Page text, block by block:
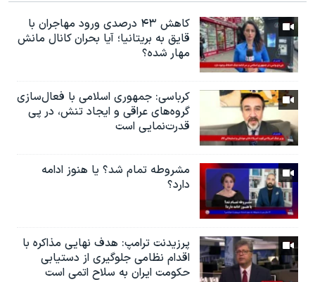
کاهش ۴۳ درصدی ورود مهاجران با
قایق به بریتانیا؛ آیا بحران کانال مانش
مهار شده؟
کرباسی: جمهوری اسلامی با فعال‌سازی
گروه‌های عراقی و ایجاد تنش، در پی
قدرت‌نمایی است
مشروطه تمام شد؟ يا هنوز ادامه
دارد؟
پرزیدنت ترامپ: هدف نهایی مذاکره با
اقدام نظامی جلوگیری از دستیابی
حکومت ایران به سلاح اتمی است